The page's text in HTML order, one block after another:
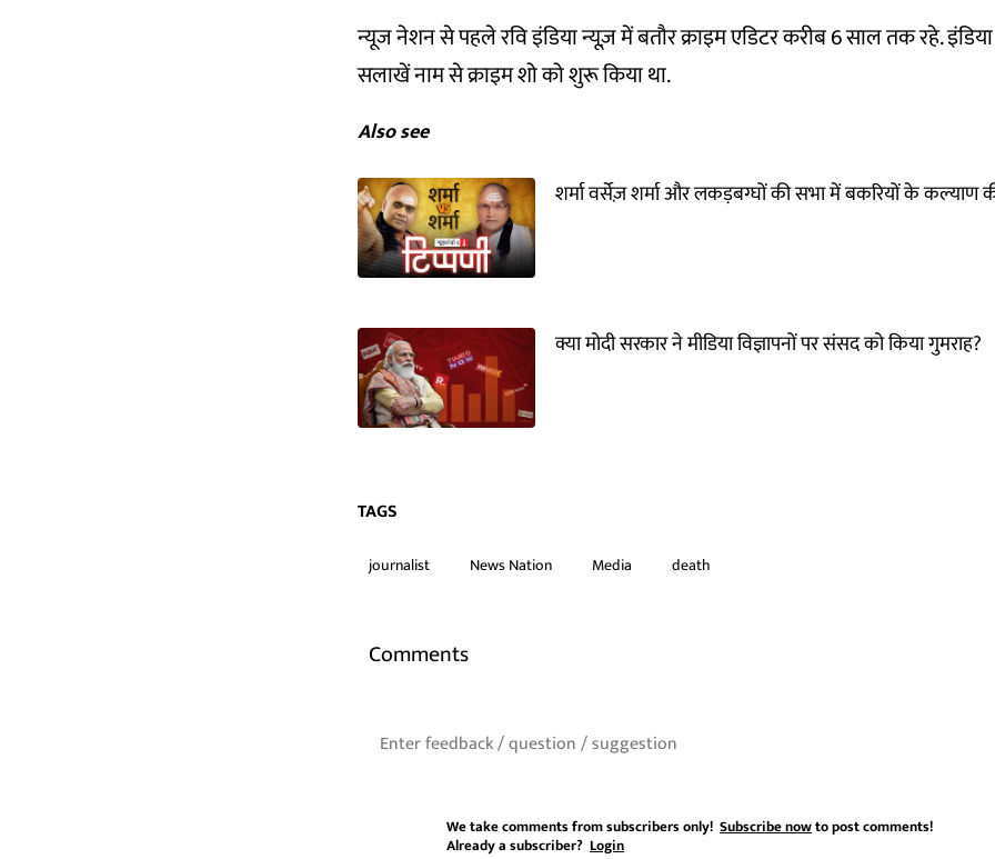
न्यूज नेशन से पहले रवि इंडिया न्यूज़ में बतौर क्राइम एडिटर करीब 6 साल तक रहे.
सलाखें नाम से क्राइम शो को शुरू किया था.
Also see
शर्मा वर्सेज़ शर्मा और लकड़बग्घों की सभा में बकरियों के कल्याण
क्या मोदी सरकार ने मीडिया विज्ञापनों पर संसद को किया गुमराह?
TAGS
journalist News Nation Media death
Comments
We take comments from subscribers only! Subscribe nowto post comments!
Already a subscriber? Login